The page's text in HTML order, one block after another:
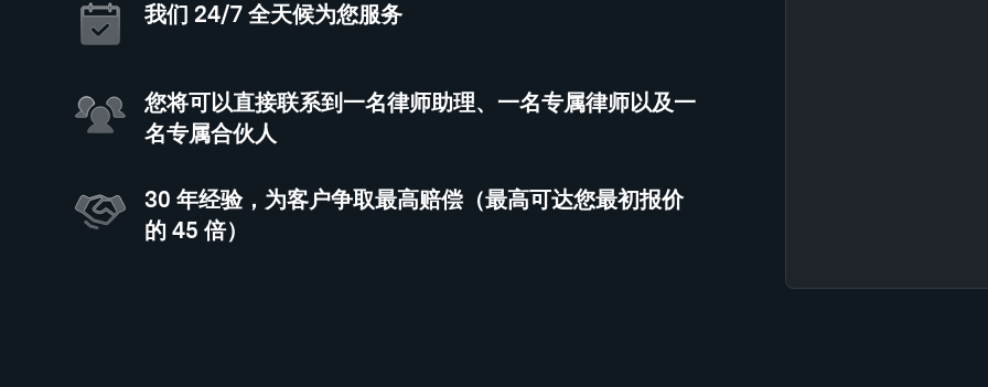
我们 24/7 全天候为您服务
您将可以直接联系到一名律师助理、一名专属律师以及一
名专属合伙人
30 年经验，为客户争取最高赔偿（最高可达您最初报价
的 45 倍）